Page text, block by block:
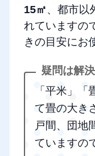
15㎡ 、都市以
れていますの
きの目安にお
「平米」
て畳の大き
戸間、団地
ていますの